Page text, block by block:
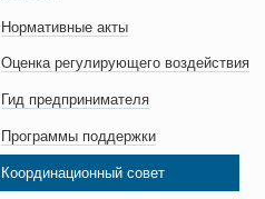
Нормативные акты
Оценка регулирующего воздействия
Гид предпринимателя
Программы поддержки
Координационный совет